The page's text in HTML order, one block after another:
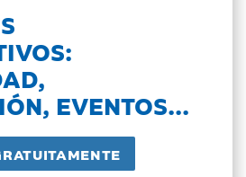
EVENTOS...